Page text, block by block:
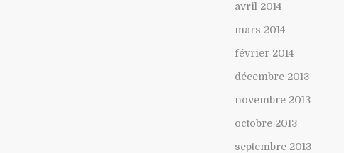
avril 2014
mars 2014
février 2014
décembre 2013
novembre 2013
octobre 2013
septembre 2013